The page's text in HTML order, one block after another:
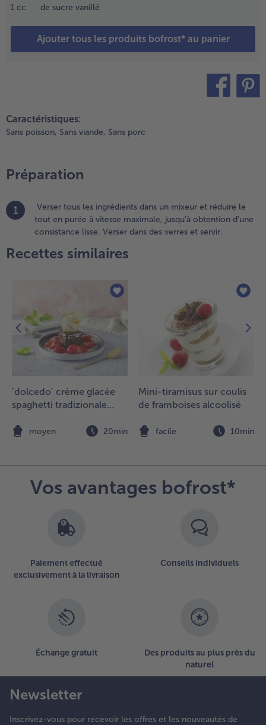
- 5 € à l’achat de 7 menus au choix
1 cc de sucre vanillé
Ajouter tous les produits bofrost* au panier
Verser
Caractéristiques:
Sans poisson, Sans viande, Sans porc
Préparation
1
Verser tous les ingrédients dans un mixeur et réduire le
tout en purée à vitesse maximale, jusqu’à obtention d’une
consistance lisse. Verser dans des verres et servir.
Recettes similaires
‘dolcedo’ crème glacée
spaghetti tradizionale
et fraises marinées
moyen 20min
Mini-tiramisus sur coulis
de framboises alcoolisé
facile 10min
Vos avantages bofrost*
Paiement effectué
exclusivement à la livraison
Conseils individuels
Échange gratuit
Des produits au plus près du
naturel
Newsletter
Inscrivez-vous pour recevoir les offres et les nouveautés de